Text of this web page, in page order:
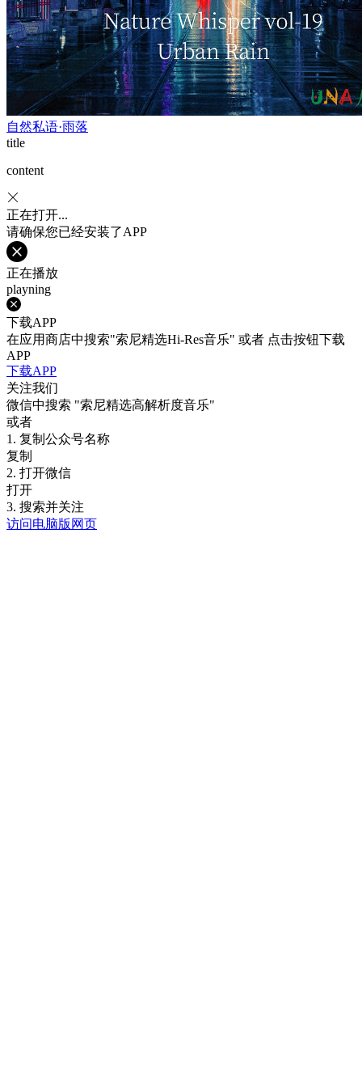
自然私语·雨落
title
content
正在打开...
请确保您已经安装了APP
正在播放
playning
下载APP
在应用商店中搜索"索尼精选Hi-Res音乐" 或者 点击按钮下载
APP
下载APP
关注我们
微信中搜索 "索尼精选高解析度音乐"
或者
1. 复制公众号名称
复制
2. 打开微信
打开
3. 搜索并关注
访问电脑版网页